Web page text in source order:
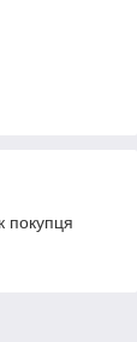
покупця